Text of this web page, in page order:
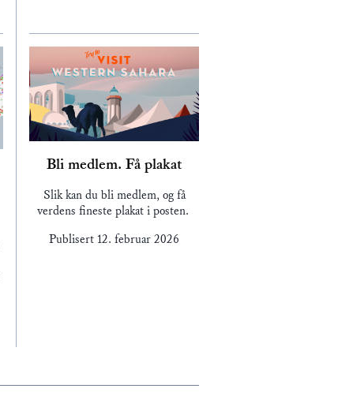
Bli medlem. Få plakat
Slik kan du bli medlem, og få
verdens fineste plakat i posten.
Publisert 12. februar 2026